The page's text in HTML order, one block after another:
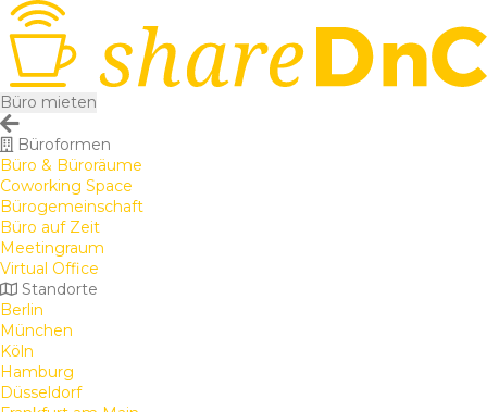
Büro mieten
Büroformen
Büro & Büroräume
Coworking Space
Bürogemeinschaft
Büro auf Zeit
Meetingraum
Virtual Office
Standorte
Berlin
München
Köln
Hamburg
Düsseldorf